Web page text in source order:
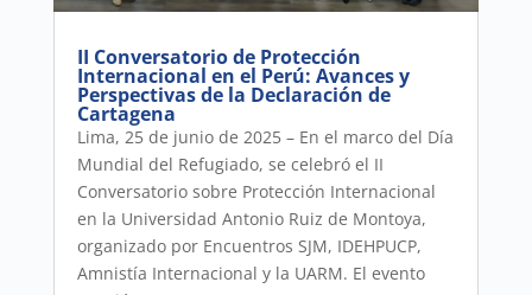
II Conversatorio de Protección
Internacional en el Perú: Avances y
Perspectivas de la Declaración de
Cartagena
Lima, 25 de junio de 2025 – En el marco del Día
Mundial del Refugiado, se celebró el II
Conversatorio sobre Protección Internacional
en la Universidad Antonio Ruiz de Montoya,
organizado por Encuentros SJM, IDEHPUCP,
Amnistía Internacional y la UARM. El evento